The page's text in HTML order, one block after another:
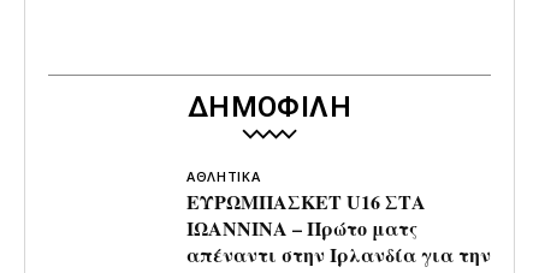
ΔΗΜΟΦΙΛΗ
ΑΘΛΗΤΙΚΑ
ΕΥΡΩΜΠΑΣΚΕΤ U16 ΣΤΑ
ΙΩΑΝΝΙΝΑ – Πρώτο ματς
απέναντι στην Ιρλανδία για την